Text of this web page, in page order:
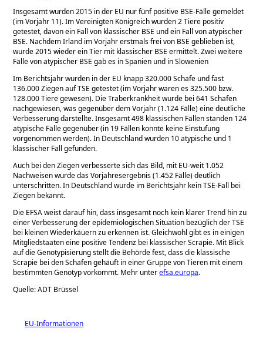
Insgesamt wurden 2015 in der EU nur fünf positive BSE-Fälle gemeldet
(im Vorjahr 11). Im Vereinigten Königreich wurden 2 Tiere positiv
getestet, davon ein Fall von klassischer BSE und ein Fall von atypischer
BSE. Nachdem Irland im Vorjahr erstmals frei von BSE geblieben ist,
wurde 2015 wieder ein Tier mit klassischer BSE ermittelt. Zwei weitere
Fälle von atypischer BSE gab es in Spanien und in Slowenien
Im Berichtsjahr wurden in der EU knapp 320.000 Schafe und fast
136.000 Ziegen auf TSE getestet (im Vorjahr waren es 325.500 bzw.
128.000 Tiere gewesen). Die Traberkrankheit wurde bei 641 Schafen
nachgewiesen, was gegenüber dem Vorjahr (1.124 Fälle) eine deutliche
Verbesserung darstellte. Insgesamt 498 klassischen Fällen standen 124
atypische Fälle gegenüber (in 19 Fällen konnte keine Einstufung
vorgenommen werden). In Deutschland wurden 10 atypische und 1
klassischer Fall gefunden.
Auch bei den Ziegen verbesserte sich das Bild, mit EU-weit 1.052
Nachweisen wurde das Vorjahresergebnis (1.452 Fälle) deutlich
unterschritten. In Deutschland wurde im Berichtsjahr kein TSE-Fall bei
Ziegen bekannt.
Die EFSA weist darauf hin, dass insgesamt noch kein klarer Trend hin zu
einer Verbesserung der epidemiologischen Situation bezüglich der TSE
bei kleinen Wiederkäuern zu erkennen ist. Gleichwohl gibt es in einigen
Mitgliedstaaten eine positive Tendenz bei klassischer Scrapie. Mit Blick
auf die Genotypisierung stellt die Behörde fest, dass die klassische
Scrapie bei den Schafen gehäuft in einer Gruppe von Tieren mit einem
bestimmten Genotyp vorkommt. Mehr unterefsa.europa.
Quelle: ADT Brüssel
EU-Informationen